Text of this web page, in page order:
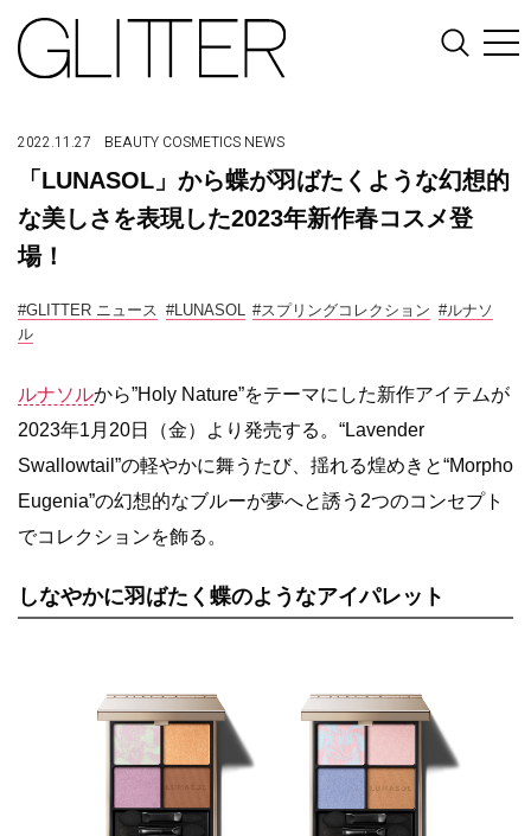
2022.11.27 BEAUTY COSMETICS NEWS
「LUNASOL」から蝶が羽ばたくような幻想的
な美しさを表現した2023年新作春コスメ登
場！
#GLITTER ニュース #LUNASOL #スプリングコレクション #ルナソ
ル
ルナソルから”Holy Nature”をテーマにした新作アイテムが
2023年1月20日（金）より発売する。“Lavender
Swallowtail”の軽やかに舞うたび、揺れる煌めきと“Morpho
Eugenia”の幻想的なブルーが夢へと誘う2つのコンセプト
でコレクションを飾る。
しなやかに羽ばたく蝶のようなアイパレット